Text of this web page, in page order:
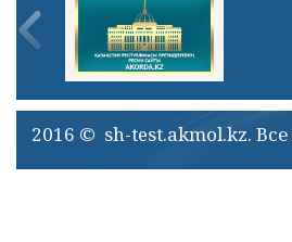
2016 © sh-test.akmol.kz.